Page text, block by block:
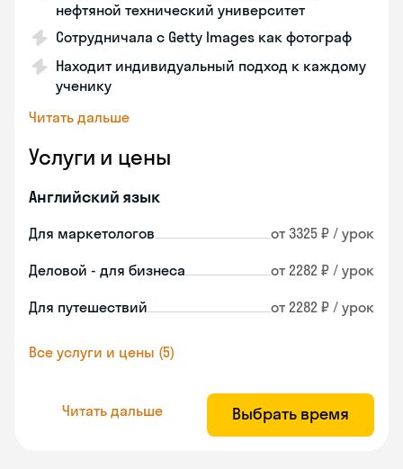
нефтяной технический университет
Сотрудничала с Getty Images как фотограф
Находит индивидуальный подход к каждому
ученику
Читать дальше
Услуги и цены
Английский язык
Для маркетологов от 3325 ₽ / урок
Деловой - для бизнеса от 2282 ₽ / урок
Для путешествий от 2282 ₽ / урок
Все услуги и цены (5)
Читать дальше Выбрать время